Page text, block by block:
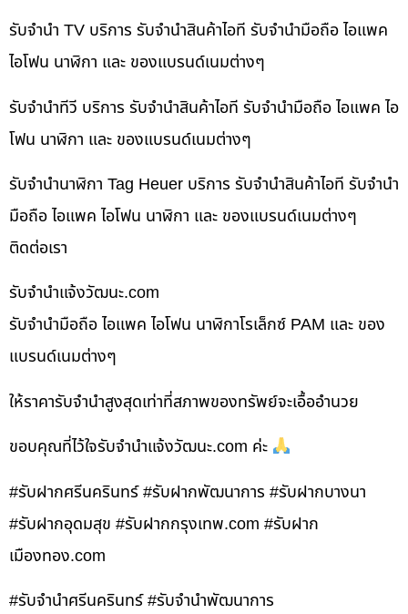
รับจำนำ TV บริการ รับจำนำสินค้าไอที รับจำนำมือถือ ไอแพค
ไอโฟน นาฬิกา และ ของแบรนด์เนมต่างๆ
รับจำนำทีวี บริการ รับจำนำสินค้าไอที รับจำนำมือถือ ไอแพค ไอ
โฟน นาฬิกา และ ของแบรนด์เนมต่างๆ
รับจำนำนาฬิกา Tag Heuer บริการ รับจำนำสินค้าไอที รับจำนำ
มือถือ ไอแพค ไอโฟน นาฬิกา และ ของแบรนด์เนมต่างๆ
ติดต่อเรา
รับจํานําแจ้งวัฒนะ.com
รับจำนำมือถือ ไอแพค ไอโฟน นาฬิกาโรเล็กซ์ PAM และ ของ
แบรนด์เนมต่างๆ
ให้ราคารับจำนำสูงสุดเท่าที่สภาพของทรัพย์จะเอื้ออำนวย
ขอบคุณที่ไว้ใจรับจำนำแจ้งวัฒนะ.com ค่ะ
#รับฝากศรีนครินทร์ #รับฝากพัฒนาการ #รับฝากบางนา
#รับฝากอุดมสุข #รับฝากกรุงเทพ.com #รับฝาก
เมืองทอง.com
#รับจำนำศรีนครินทร์ #รับจำนำพัฒนาการ